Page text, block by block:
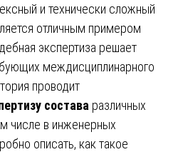
и технически сложный
отличным примером
экспертиза решает
междисциплинарного
проводит
состава различных
числе в инженерных
описать, как такое